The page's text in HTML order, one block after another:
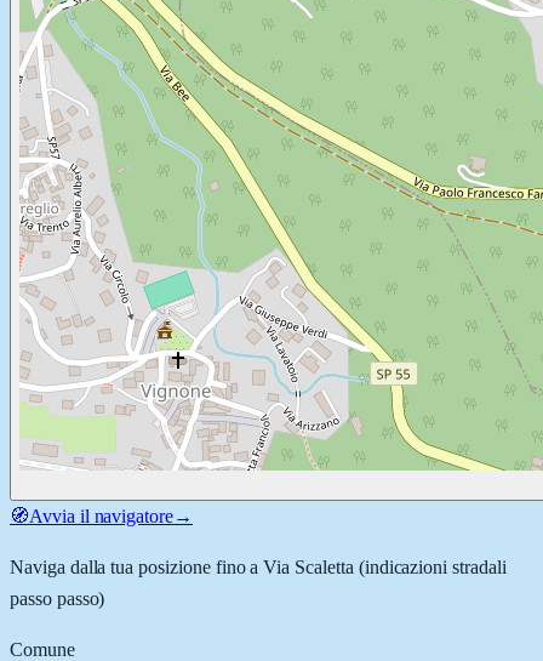
🧭Avvia il navigatore→
Naviga dalla tua posizione fino aVia Scaletta (indicazioni stradali
passo passo)
Comune